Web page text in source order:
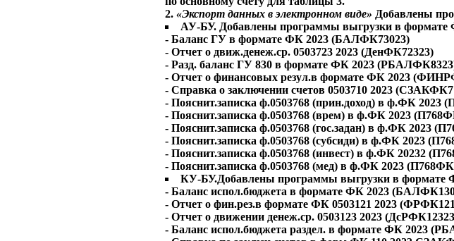
2. «Экспорт данных в электронном виде» Добавлены
АУ-БУ. Добавлены программы выгрузки в
- Баланс ГУ в формате ФК 2023 (БАЛФК73023)
- Отчет о движ.денеж.ср. 0503723 2023 (ДенФК72323)
- Разд. баланс ГУ 830 в формате ФК 2023
- Отчет о финансовых резул.в формате ФК 2023
- Справка о заключении счетов 0503710 2023
- Пояснит.записка ф.0503768 (прин.доход) в ф.ФК 2023
- Пояснит.записка ф.0503768 (врем) в ф.ФК 2023
- Пояснит.записка ф.0503768 (гос.задан) в ф.ФК 2023
- Пояснит.записка ф.0503768 (субсиди) в ф.ФК 2023
- Пояснит.записка ф.0503768 (инвест) в ф.ФК 20232
- Пояснит.записка ф.0503768 (мед) в ф.ФК 2023
КУ-БУ.Добавлены программы выгрузки в формате
- Баланс испол.бюджета в формате ФК 2023
- Отчет о фин.рез.в формате ФК 0503121 2023
- Отчет о движении денеж.ср. 0503123 2023
- Баланс испол.бюджета раздел. в формате ФК 2023